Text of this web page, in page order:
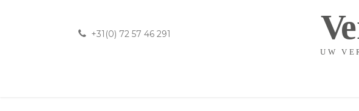
+31(0) 72 57 46 291